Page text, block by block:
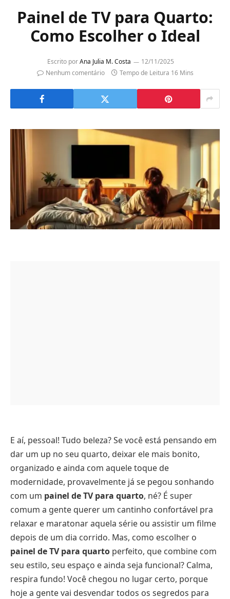
Painel de TV para Quarto:
Como Escolher o Ideal
Escrito por Ana Julia M. Costa
12/11/2025
Nenhum comentário
Tempo de Leitura 16 Mins
E aí, pessoal! Tudo beleza? Se você está pensando em
dar um up no seu quarto, deixar ele mais bonito,
organizado e ainda com aquele toque de
modernidade, provavelmente já se pegou sonhando
com um painel de TV para quarto, né? É super
comum a gente querer um cantinho confortável pra
relaxar e maratonar aquela série ou assistir um filme
depois de um dia corrido. Mas, como escolher o
painel de TV para quarto perfeito, que combine com
seu estilo, seu espaço e ainda seja funcional? Calma,
respira fundo! Você chegou no lugar certo, porque
hoje a gente vai desvendar todos os segredos para